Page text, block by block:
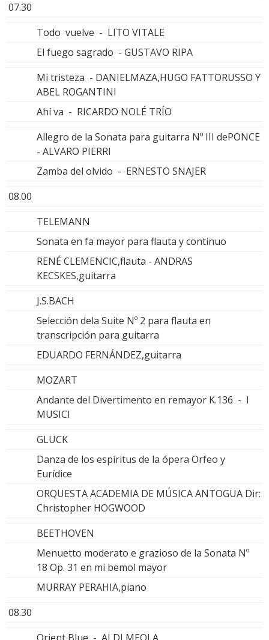
07.30
Todo vuelve - LITO VITALE
El fuego sagrado - GUSTAVO RIPA
Mi tristeza - DANIELMAZA,HUGO FATTORUSSO Y
ABEL ROGANTINI
Ahí va - RICARDO NOLÉ TRÍO
Allegro de la Sonata para guitarra Nº III dePONCE
- ALVARO PIERRI
Zamba del olvido - ERNESTO SNAJER
08.00
TELEMANN
Sonata en fa mayor para flauta y continuo
RENÉ CLEMENCIC,flauta - ANDRAS
KECSKES,guitarra
J.S.BACH
Selección dela Suite Nº 2 para flauta en
transcripción para guitarra
EDUARDO FERNÁNDEZ,guitarra
MOZART
Andante del Divertimento en remayor K.136 - I
MUSICI
GLUCK
Danza de los espíritus de la ópera Orfeo y
Eurídice
ORQUESTA ACADEMIA DE MÚSICA ANTOGUA Dir:
Christopher HOGWOOD
BEETHOVEN
Menuetto moderato e grazioso de la Sonata Nº
18 Op. 31 en mi bemol mayor
MURRAY PERAHIA,piano
08.30